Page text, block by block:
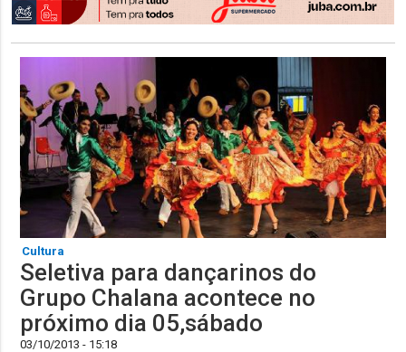
Cultura
Seletiva para dançarinos do
Grupo Chalana acontece no
próximo dia 05,sábado
03/10/2013 - 15:18